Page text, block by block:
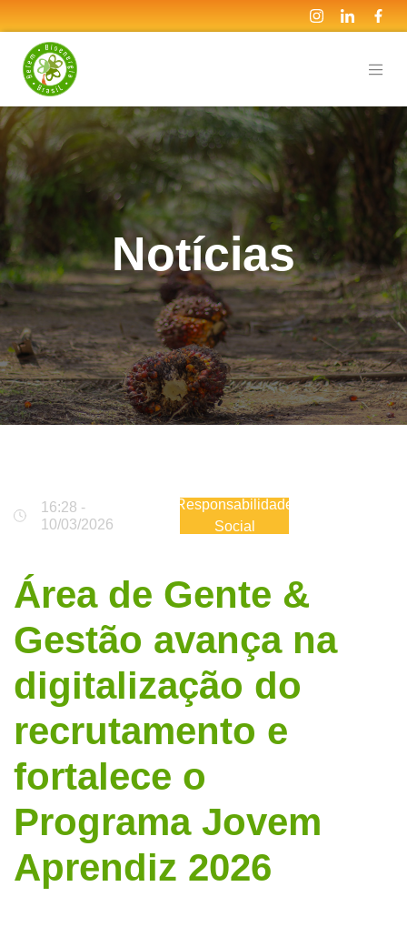
Notícias
16:28 -
10/03/2026
Responsabilidade
Social
Área de Gente &
Gestão avança na
digitalização do
recrutamento e
fortalece o
Programa Jovem
Aprendiz 2026